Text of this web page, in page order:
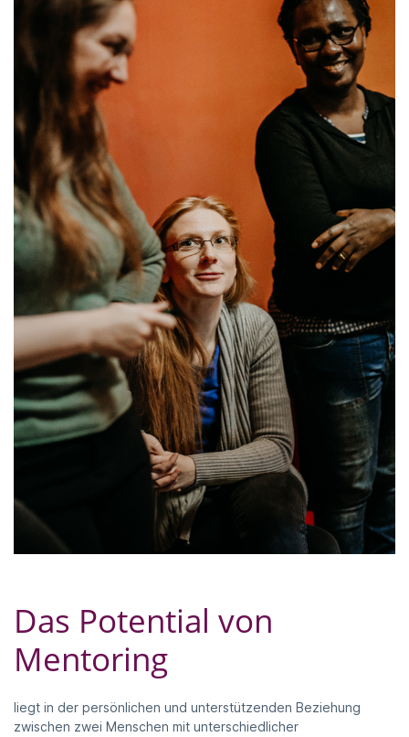
Das Potential von
Mentoring
liegt in der persönlichen und unterstützenden Beziehung
zwischen zwei Menschen mit unterschiedlicher